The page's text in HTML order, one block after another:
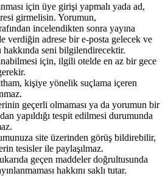
için üye girişi yapmalı yada ad,
girmelisin. Yorumun,
incelendikten sonra yayına
verdiğin adrese bir e-posta gelecek ve
seni bilgilendirecektir.
için, ilgili otelde en az bir gece
kişiye yönelik suçlama içeren
geçerli olmaması ya da yorumun bir
yapıldığı tespit edilmesi durumunda
site üzerinden görüş bildirebilir,
tesisler ile paylaşılmaz.
geçen maddeler doğrultusunda
hakkını saklı tutar.